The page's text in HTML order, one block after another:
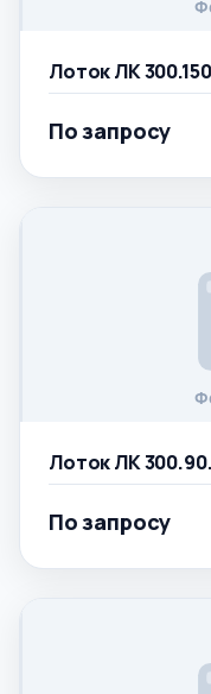
Лоток ЛК
По запросу
Лоток ЛК
По запросу